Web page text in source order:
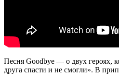
Песня Goodbye — о двух героях,
друга спасти и не смогли». В